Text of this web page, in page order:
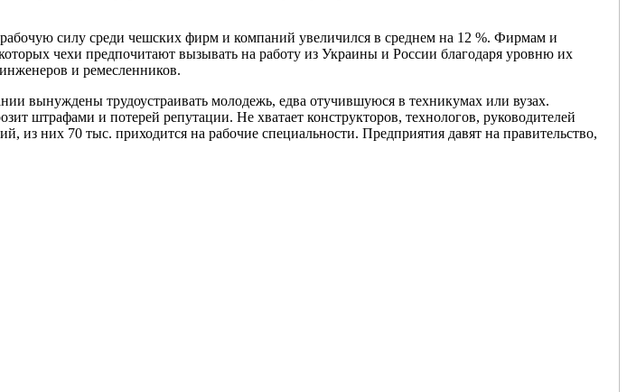
силу среди чешских фирм и компаний увеличился в среднем на 12 %. Фирмам и
чехи предпочитают вызывать на работу из Украины и России благодаря уровню их
и ремесленников.
вынуждены трудоустраивать молодежь, едва отучившуюся в техникумах или вузах.
штрафами и потерей репутации. Не хватает конструкторов, технологов, руководителей
из них 70 тыс. приходится на рабочие специальности. Предприятия давят на правительство,